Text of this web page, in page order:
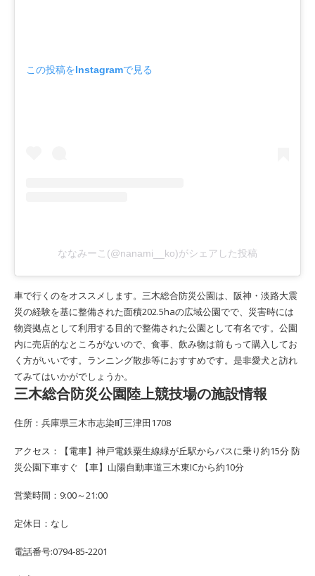
この投稿をInstagramで見る
ななみーこ(@nanami__ko)がシェアした投稿
車で行くのをオススメします。三木総合防災公園は、阪神・淡路大震
災の経験を基に整備された面積202.5haの広域公園でで、災害時には
物資拠点として利用する目的で整備された公園として有名です。公園
内に売店的なところがないので、食事、飲み物は前もって購入してお
く方がいいです。ランニング散歩等におすすめです。是非愛犬と訪れ
てみてはいかがでしょうか。
三木総合防災公園陸上競技場の施設情報
住所：兵庫県三木市志染町三津田1708
アクセス：【電車】神戸電鉄粟生線緑が丘駅からバスに乗り約15分 防
災公園下車すぐ 【車】山陽自動車道三木東ICから約10分
営業時間：9:00～21:00
定休日：なし
電話番号:0794-85-2201